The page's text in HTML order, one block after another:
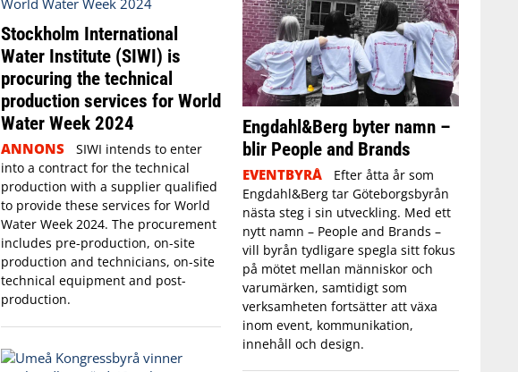
Stockholm International
Water Institute (SIWI) is
procuring the technical
production services for World
Water Week 2024
ANNONS
SIWI intends to enter
into a contract for the technical
production with a supplier qualified
to provide these services for World
Water Week 2024. The procurement
includes pre-production, on-site
production and technicians, on-site
technical equipment and post-
production.
Engdahl&Berg byter namn –
blir People and Brands
EVENTBYRÅ
Efter åtta år som
Engdahl&Berg tar Göteborgsbyrån
nästa steg i sin utveckling. Med ett
nytt namn – People and Brands –
vill byrån tydligare spegla sitt fokus
på mötet mellan människor och
varumärken, samtidigt som
verksamheten fortsätter att växa
inom event, kommunikation,
innehåll och design.